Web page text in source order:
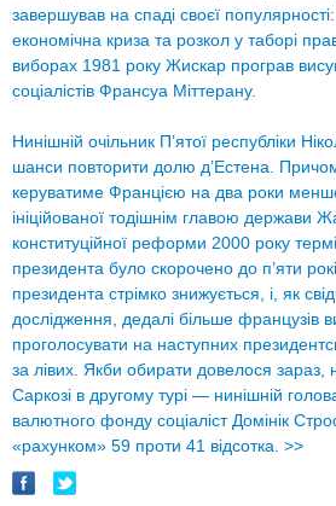
завершував на спаді своєї
економічна криза та розкол у таборі
виборах 1981 року Жискар програв
соціалістів Франсуа Міттерану.
Нинішній очільник П’ятої республіки
шанси повторити долю д’Естена.
керуватиме Францією на два роки
ініційованої тодішнім главою держави
конституційної реформи 2000 року
президента було скорочено до п’яти
президента стрімко знижується, і, як
дослідження, дедалі більше французів
проголосувати на наступних
за лівих. Якби обирати довелося зараз,
Саркозі в другому турі — нинішній
валютного фонду соціаліст Домінік
«рахунком» 59 проти 41 відсотка. >>